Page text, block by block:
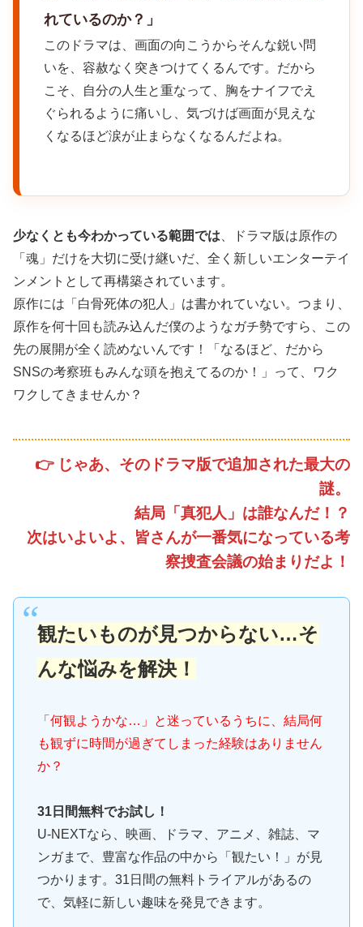
れているのか？」
このドラマは、画面の向こうからそんな鋭い問
いを、容赦なく突きつけてくるんです。だから
こそ、自分の人生と重なって、胸をナイフでえ
ぐられるように痛いし、気づけば画面が見えな
くなるほど涙が止まらなくなるんだよね。
少なくとも今わかっている範囲では 、ドラマ版は原作の
「魂」だけを大切に受け継いだ、全く新しいエンターテイ
ンメントとして再構築されています。
原作には「白骨死体の犯人」は書かれていない。つまり、
原作を何十回も読み込んだ僕のようなガチ勢ですら、この
先の展開が全く読めないんです！「なるほど、だから
SNSの考察班もみんな頭を抱えてるのか！」って、ワク
ワクしてきませんか？
👉 じゃあ、そのドラマ版で追加された最大の
謎。
結局「真犯人」は誰なんだ！？
次はいよいよ、皆さんが一番気になっている考
察捜査会議の始まりだよ！
観たいものが見つからない…そ
んな悩みを解決！
「何観ようかな…」と迷っているうちに、結局何
も観ずに時間が過ぎてしまった経験はありません
か？
31日間無料でお試し！
U-NEXTなら、映画、ドラマ、アニメ、雑誌、マ
ンガまで、豊富な作品の中から「観たい！」が見
つかります。31日間の無料トライアルがあるの
で、気軽に新しい趣味を発見できます。